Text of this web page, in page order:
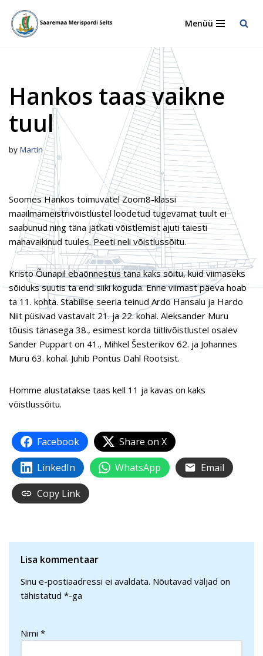
Skip
Menüü
Hankos taas vaikne
tuul
by Martin
Soomes Hankos toimuvatel Zoom8-klassi
maailmameistrivõistlustel loodetud tugevamat tuult ei
saabunud ning täna jätkati võistlemist ajuti täiesti
mahavaikinud tuules. Peeti neli võistlussõitu.
Kristo Õunapil ebaõnnestus täna kaks sõitu, kuid viimaseks
sõiduks suutis ta end siiki koguda. Enne viimast päeva hoab
ta 11. kohta. Stabiilse seeria teinud Ardo Hansalu ja Hardo
Niit püsivad vastavalt 21. ja 22. kohal. Aleksander Muru
tõusis tänasega 38., esimest korda tiitlivõistlustel osalev
Sander Puppart on 41., Mihkel Šesterikov 62. ja Johannes
Muru 63. kohal. Juhib Pontus Dahl Rootsist.
Homme alustatakse taas kell 11 ja kavas on kaks
võistlussõitu.
Facebook
Share on X
LinkedIn
WhatsApp
Email
Copy Link
Lisa kommentaar
Sinu e-postiaadressi ei avaldata. Nõutavad väljad on
tähistatud *-ga
Nimi *